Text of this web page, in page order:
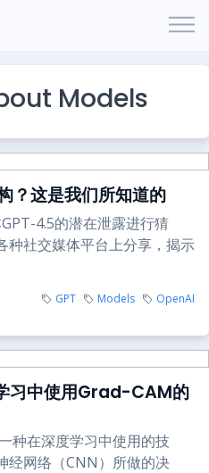
Models
？这是我们所知道的
4.5的潜在泄露进行猜
种社交媒体平台上分享，揭示
GPT Models OpenAI
习中使用Grad-CAM的
种在深度学习中使用的技
经网络（CNN）所做的决